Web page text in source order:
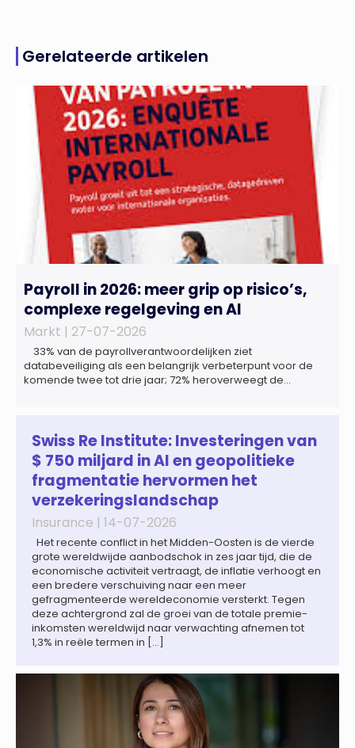
Gerelateerde artikelen
Payroll in 2026: meer grip op risico’s,
complexe regelgeving en AI
Markt | 27-07-2026
33% van de payrollverantwoordelijken ziet
databeveiliging als een belangrijk verbeterpunt voor de
komende twee tot drie jaar; 72% heroverweegt de
zich steeds vaker tot een zelfstandige bedrijfsfunctie: bij
43% van […]
Swiss Re Institute: Investeringen van
$ 750 miljard in AI en geopolitieke
fragmentatie hervormen het
verzekeringslandschap
Insurance | 14-07-2026
Het recente conflict in het Midden-Oosten is de vierde
grote wereldwijde aanbodschok in zes jaar tijd, die de
economische activiteit vertraagt, de inflatie verhoogt en
een bredere verschuiving naar een meer
gefragmenteerde wereldeconomie versterkt. Tegen
deze achtergrond zal de groei van de totale premie-
inkomsten wereldwijd naar verwachting afnemen tot
1,3% in reële termen in […]